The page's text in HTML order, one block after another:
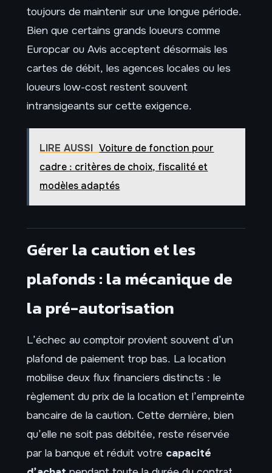
toujours de maintenir sur une longue période.
Bien que certains grands loueurs comme
Europcar ou Avis acceptent désormais les
cartes de débit, les agences locales ou les
loueurs low-cost restent souvent
intransigeants sur cette exigence.
LIRE AUSSI Voiture de fonction pour
cadre : critères de choix, fiscalité et
modèles adaptés
Gérer la caution et les
plafonds : la mécanique de
la pré-autorisation
L’échec au comptoir provient souvent d’un
plafond de paiement trop bas. La location
mobilise deux flux financiers distincts : le
règlement du prix de la location et l’empreinte
bancaire de la caution. Cette dernière, bien
qu’elle ne soit pas débitée, reste réservée
par la banque et réduit votre capacité